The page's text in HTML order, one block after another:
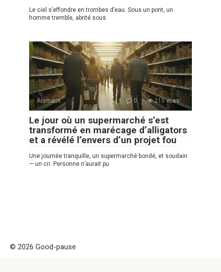
Le ciel s’effondre en trombes d’eau. Sous un pont, un
homme tremble, abrité sous
Animaux 0 215 vues
Le jour où un supermarché s’est
transformé en marécage d’alligators
et a révélé l’envers d’un projet fou
Une journée tranquille, un supermarché bondé, et soudain
— un cri. Personne n’aurait pu
© 2026 Good-pause